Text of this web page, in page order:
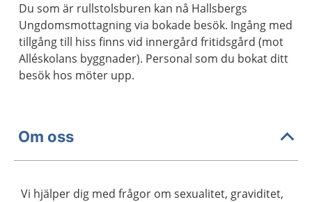
Du som är rullstolsburen kan nå Hallsbergs
Ungdomsmottagning via bokade besök. Ingång med
tillgång till hiss finns vid innergård fritidsgård (mot
Alléskolans byggnader). Personal som du bokat ditt
besök hos möter upp.
Om oss
Vi hjälper dig med frågor om sexualitet, graviditet,